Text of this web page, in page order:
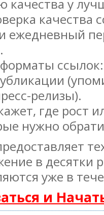
качества у
качества
ежедневный
релизы).
где рост
нужно
в десятки
уже в
и